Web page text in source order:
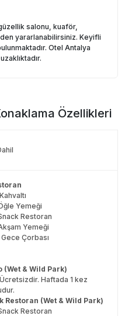
salonu, kuaför,
yararlanabilirsiniz. Keyifli
Otel Antalya
Özellikleri
Yemeği
Restoran
Yemeği
Çorbası
(Wet & Wild Park)
Haftada 1 kez
Restoran (Wet & Wild Park)
Restoran